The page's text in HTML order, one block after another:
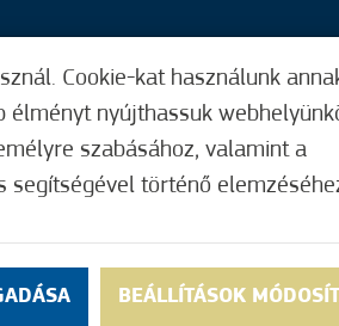
HASZNOS FUNKCIÓK
Nem értékelt
Cookie-kat használunk
élményt nyújthassuk
szabásához, valamint a
segítségével történő
BEÁLLÍTÁSOK